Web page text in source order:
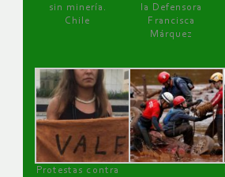
sin minería.
Chile
la Defensora
Francisca
Márquez
Protestas contra